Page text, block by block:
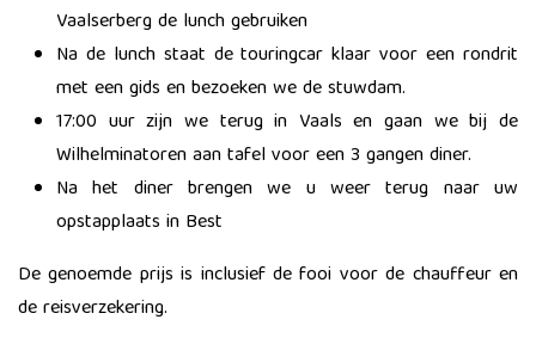
Vaalserberg de lunch gebruiken
Na de lunch staat de touringcar klaar voor een rondrit
met een gids en bezoeken we de stuwdam.
17:00 uur zijn we terug in Vaals en gaan we bij de
Wilhelminatoren aan tafel voor een 3 gangen diner.
Na het diner brengen we u weer terug naar uw
opstapplaats in Best
De genoemde prijs is inclusief de fooi voor de chauffeur en
de reisverzekering.